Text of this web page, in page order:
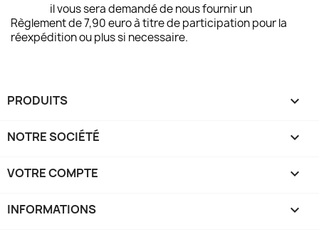
il vous sera demandé de nous fournir un
Règlement de 7,90 euro à titre de participation pour la
réexpédition ou plus si necessaire.
PRODUITS 
NOTRE SOCIÉTÉ 
VOTRE COMPTE 
INFORMATIONS keyboard_arrow_down